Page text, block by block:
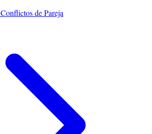
Conflictos de Pareja